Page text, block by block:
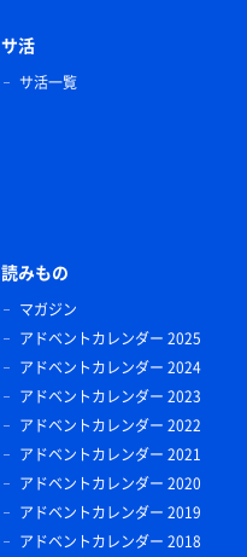
サ活
サ活一覧
読みもの
マガジン
アドベントカレンダー 2025
アドベントカレンダー 2024
アドベントカレンダー 2023
アドベントカレンダー 2022
アドベントカレンダー 2021
アドベントカレンダー 2020
アドベントカレンダー 2019
アドベントカレンダー 2018